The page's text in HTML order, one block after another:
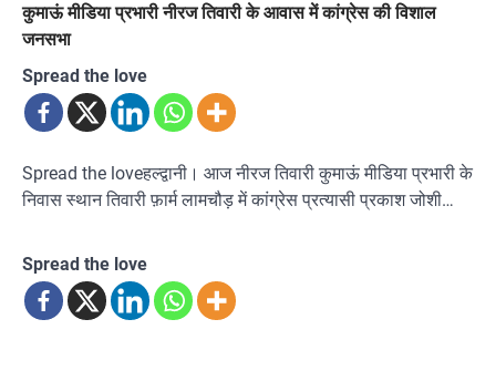
कुमाऊं मीडिया प्रभारी नीरज तिवारी के आवास में कांग्रेस की विशाल
जनसभा
Spread the love
Spread the loveहल्द्वानी। आज नीरज तिवारी कुमाऊं मीडिया प्रभारी के
निवास स्थान तिवारी फ़ार्म लामचौड़ में कांग्रेस प्रत्यासी प्रकाश जोशी…
Spread the love